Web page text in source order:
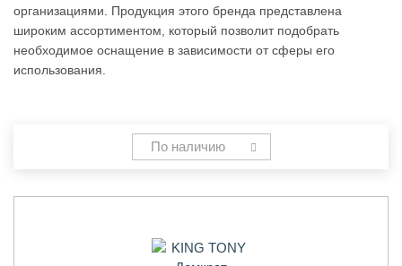
организациями. Продукция этого бренда представлена
широким ассортиментом, который позволит подобрать
необходимое оснащение в зависимости от сферы его
использования.
По наличию